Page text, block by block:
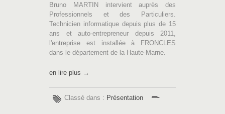
Bruno MARTIN intervient auprès des
Professionnels et des Particuliers.
Technicien informatique depuis plus de 15
ans et auto-entrepreneur depuis 2011,
l'entreprise est installée à FRONCLES
dans le département de la Haute-Marne.
en lire plus →
Classé dans : Présentation